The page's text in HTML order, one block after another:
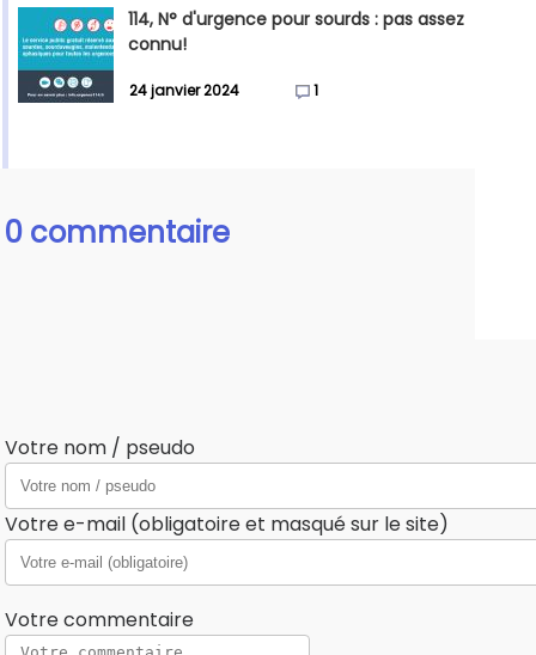
114, N° d'urgence pour sourds : pas assez
connu!
24 janvier 2024 1
0 commentaire
Votre nom / pseudo
Votre e-mail (obligatoire et masqué sur le site)
Votre commentaire